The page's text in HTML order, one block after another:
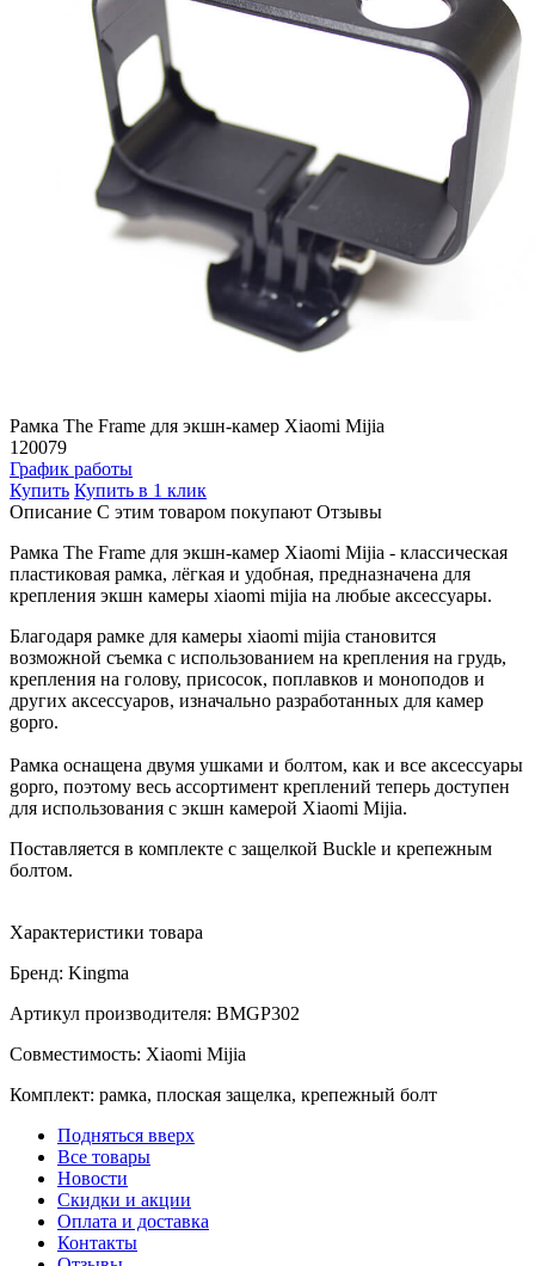
Рамка The Frame для экшн-камер Xiaomi Mijia
120079
График работы
Купить Купить в 1 клик
Описание С этим товаром покупают Отзывы
Рамка The Frame для экшн-камер Xiaomi Mijia - классическая
пластиковая рамка, лёгкая и удобная, предназначена для
крепления экшн камеры xiaomi mijia на любые аксессуары.
Благодаря рамке для камеры xiaomi mijia становится
возможной съемка с использованием на крепления на грудь,
крепления на голову, присосок, поплавков и моноподов и
других аксессуаров, изначально разработанных для камер
gopro.
Рамка оснащена двумя ушками и болтом, как и все аксессуары
gopro, поэтому весь ассортимент креплений теперь доступен
для использования с экшн камерой Xiaomi Mijia.
Поставляется в комплекте с защелкой Buckle и крепежным
болтом.
Характеристики товара
Бренд: Kingma
Артикул производителя: BMGP302
Совместимость: Xiaomi Mijia
Комплект: рамка, плоская защелка, крепежный болт
Подняться вверх
Все товары
Новости
Скидки и акции
Оплата и доставка
Контакты